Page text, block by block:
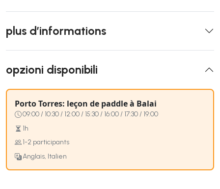
plus d’informations
opzioni disponibili
Porto Torres: leçon de paddle à Balai
09:00 / 10:30 / 12:00 / 15:30 / 16:00 / 17:30 / 19:00
1h
1-2 participants
Anglais, Italien